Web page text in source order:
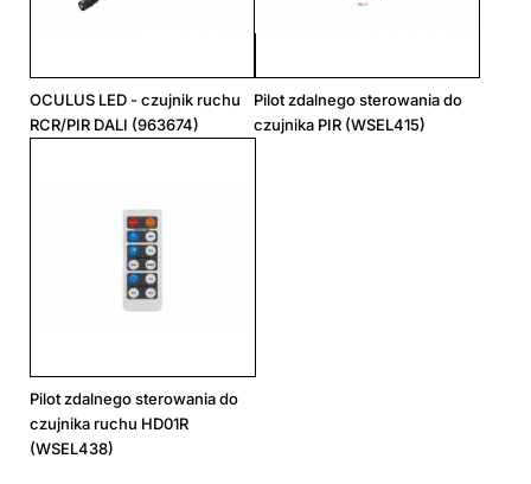
OCULUS LED - czujnik ruchu
RCR/PIR DALI (963674)
Pilot zdalnego sterowania do
czujnika PIR (WSEL415)
Pilot zdalnego sterowania do
czujnika ruchu HD01R
(WSEL438)